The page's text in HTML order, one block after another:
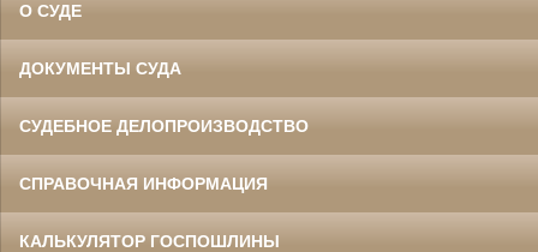
О СУДЕ
ДОКУМЕНТЫ СУДА
СУДЕБНОЕ ДЕЛОПРОИЗВОДСТВО
СПРАВОЧНАЯ ИНФОРМАЦИЯ
КАЛЬКУЛЯТОР ГОСПОШЛИНЫ